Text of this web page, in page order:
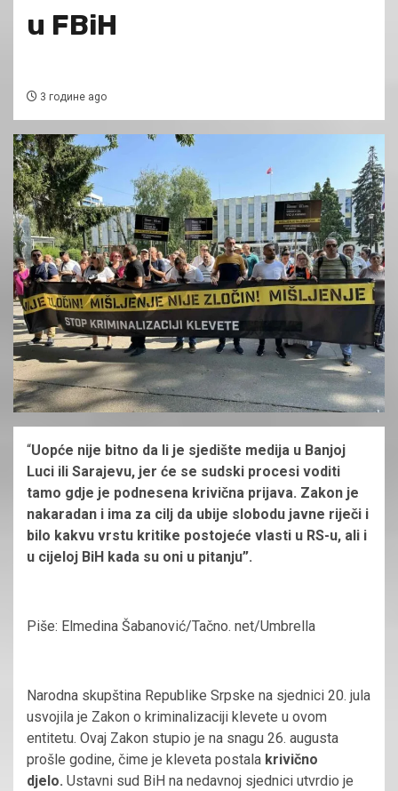
u FBiH
3 године ago
“Uopće nije bitno da li je sjedište medija u Banjoj
Luci ili Sarajevu, jer će se sudski procesi voditi
tamo gdje je podnesena krivična prijava. Zakon je
nakaradan i ima za cilj da ubije slobodu javne riječi i
bilo kakvu vrstu kritike postojeće vlasti u RS-u, ali i
u cijeloj BiH kada su oni u pitanju”.
Piše: Elmedina Šabanović/Tačno. net/Umbrella
Narodna skupština Republike Srpske na sjednici 20. jula
usvojila je Zakon o kriminalizaciji klevete u ovom
entitetu. Ovaj Zakon stupio je na snagu 26. augusta
prošle godine, čime je kleveta postala krivično
djelo. Ustavni sud BiH na nedavnoj sjednici utvrdio je